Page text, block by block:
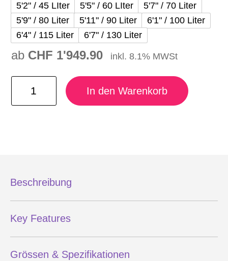
5'2" / 45 LIter 5'5" / 60 LIter
5'7" / 70 Liter
5'9" / 80 Liter
5'11" / 90 Liter
6'1" / 100 Liter
6'4" / 115 Liter
6'7" / 130 Liter
ab CHF 1'949.90 inkl. 8.1% MWSt
DUOTONE SKYBRID SLS 2026 Menge
In den Warenkorb
Beschreibung
Key Features
Grössen & Spezifikationen